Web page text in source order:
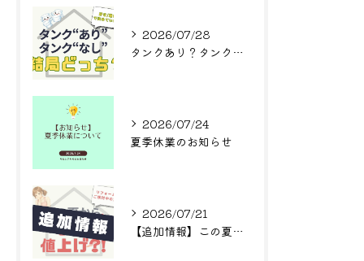
2026/07/28
タンクあり？タンクなし？結局どっち？
2026/07/24
夏季休業のお知らせ
2026/07/21
【追加情報】この夏からまた値上げ?! リフォームをご検討中の方へ